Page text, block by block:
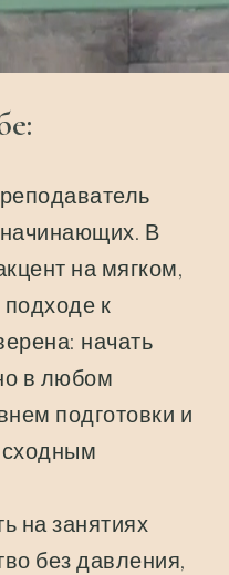
начинающих. В
на мягком,
к
начать
в любом
подготовки и
на занятиях
без давления,